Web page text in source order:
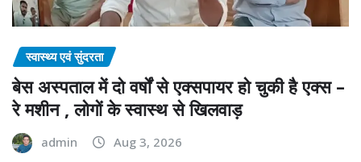
स्वास्थ्य एवं सुंदरता
बेस अस्पताल में दो वर्षों से एक्सपायर हो चुकी है एक्स –
रे मशीन , लोगों के स्वास्थ से खिलवाड़
admin Aug 3, 2026